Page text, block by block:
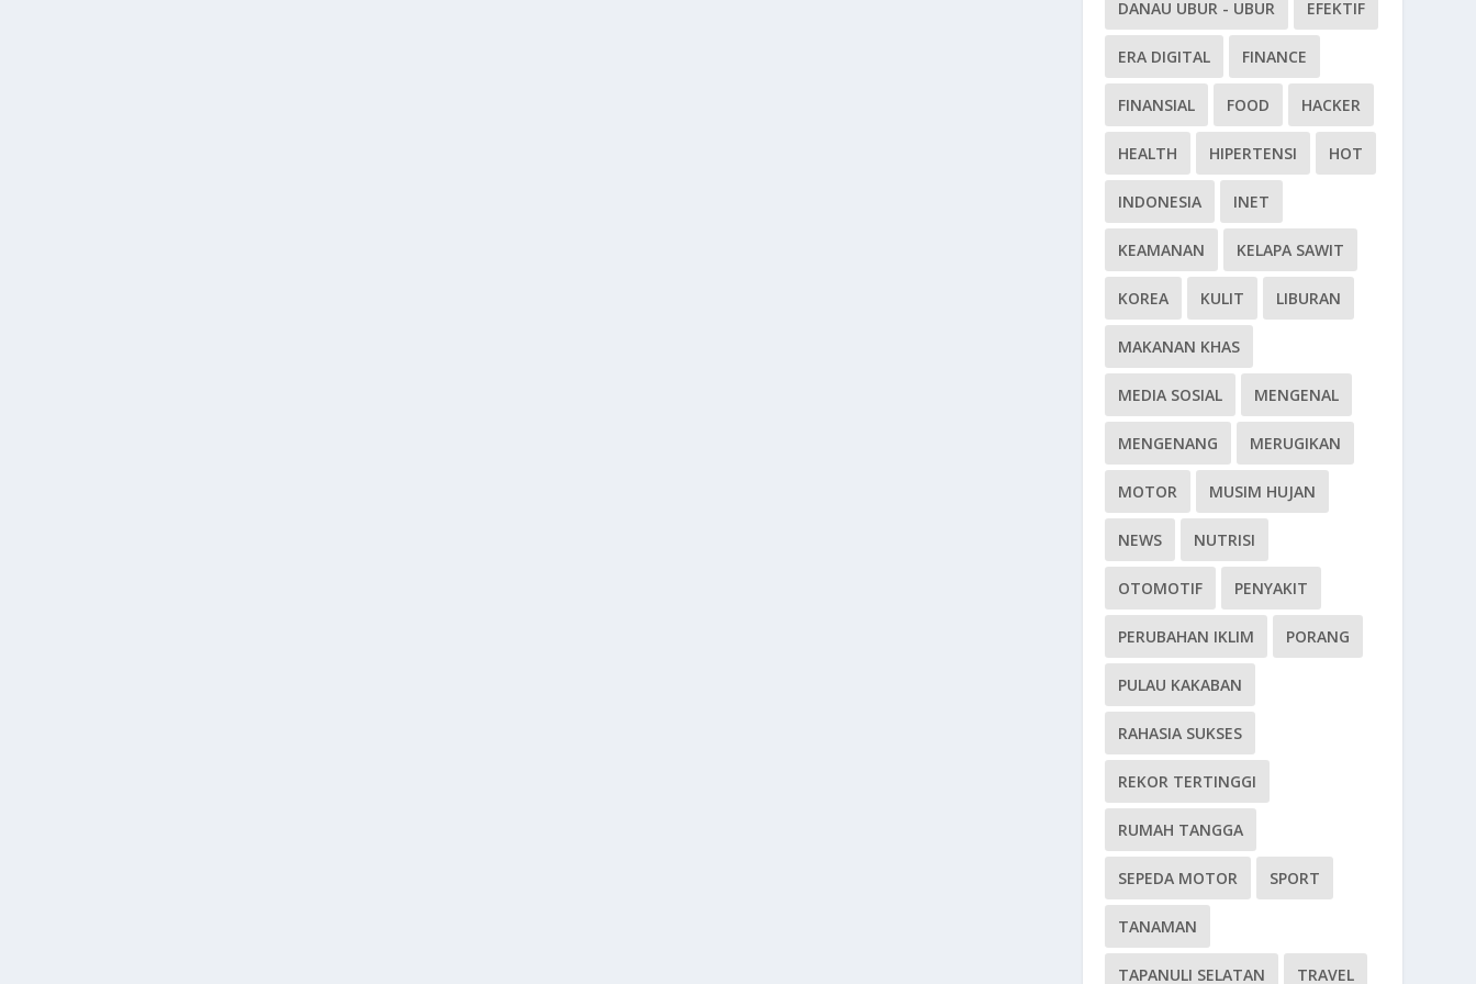
DANAU UBUR - UBUR EFEKTIF
ERA DIGITAL FINANCE
FINANSIAL FOOD HACKER
HEALTH HIPERTENSI HOT
INDONESIA INET
KEAMANAN KELAPA SAWIT
KOREA KULIT LIBURAN
MAKANAN KHAS
MEDIA SOSIAL MENGENAL
MENGENANG MERUGIKAN
MOTOR MUSIM HUJAN
NEWS NUTRISI
OTOMOTIF PENYAKIT
PERUBAHAN IKLIM PORANG
PULAU KAKABAN
RAHASIA SUKSES
REKOR TERTINGGI
RUMAH TANGGA
SEPEDA MOTOR SPORT
TANAMAN
TAPANULI SELATAN TRAVEL